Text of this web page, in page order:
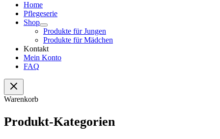
Home
Pflegeserie
Shop
Produkte für Jungen
Produkte für Mädchen
Kontakt
Mein Konto
FAQ
Warenkorb
Produkt-Kategorien